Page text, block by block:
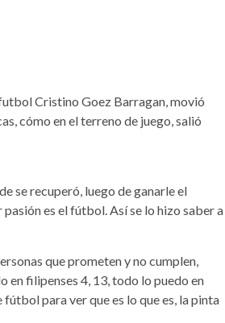
Cristino Goez Barragan, movió
cómo en el terreno de juego, salió
se recuperó, luego de ganarle el
es el fútbol. Así se lo hizo saber a
que prometen y no cumplen,
en filipenses 4, 13, todo lo puedo en
para ver que es lo que es, la pinta